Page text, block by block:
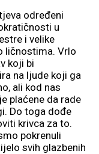
određeni
u
i velike
ličnostima. Vrlo
koji bi
na ljude koji ga
ali kod nas
plaćene da rade
Do toga dođe
krivca za to.
pokrenuli
svih glazbenih